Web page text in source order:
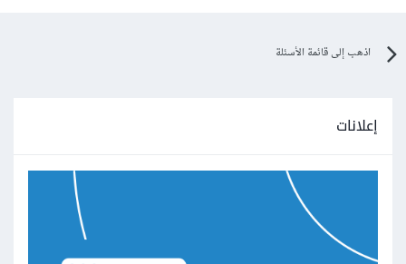
اذهب إلى قائمة الأسئلة
إعلانات